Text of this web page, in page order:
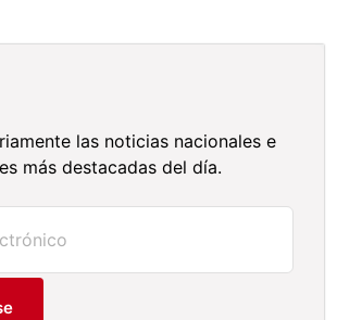
las noticias nacionales e
más destacadas del día.